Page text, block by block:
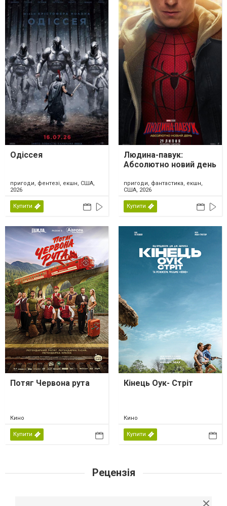
Одіссея
пригоди, фентезі, екшн, США,
2026
Купити
Людина-павук:
Абсолютно новий день
пригоди, фантастика, екшн,
США, 2026
Купити
Потяг Червона рута
Кино
Купити
Кінець Оук- Стріт
Кино
Купити
Рецензія